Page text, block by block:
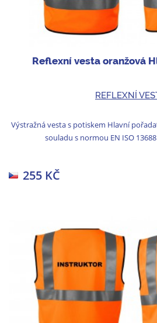
Reflexní vesta oranžová
REFLEXNÍ
Výstražná vesta s potiskem Hlavní
souladu s normou EN ISO 13688
255 KČ